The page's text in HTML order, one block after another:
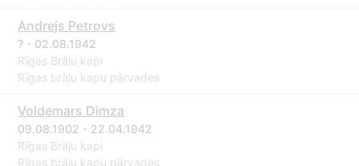
Andrejs Petrovs
? - 02.08.1942
Rīgas Brāļu kapi
Rīgas brāļu kapu pārvades
Voldemars Dimza
09.08.1902 - 22.04.1942
Rīgas Brāļu kapi
Rīgas brāļu kapu pārvades